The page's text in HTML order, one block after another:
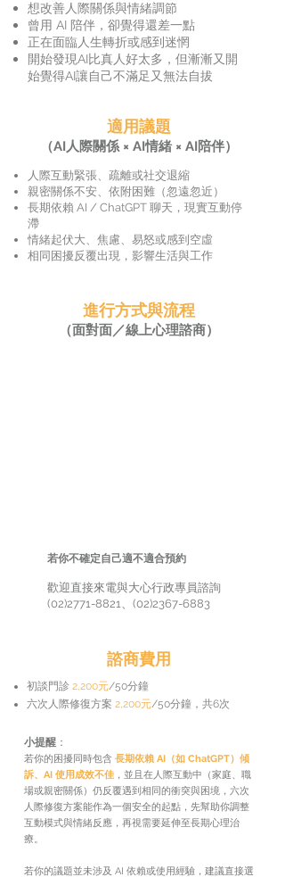
想改善人際關係與情緒調節
曾用 AI 陪伴，卻覺得還差一點
正在面臨人生轉折或感到迷惘
開始發現AI比真人好太多，但漸漸又開
始覺得AI讓自己不滿足又無法自拔
適用議題
（AI人際關係 × AI情緒 × AI陪伴）
人際互動緊張、疏離或社交退縮
親密關係不安、依附困難（忽遠忽近）
長期依賴 AI / ChatGPT 聊天，現實互動停
滯
情緒起伏大、焦慮、易怒或感到空虛
相同困擾反覆出現，影響生活與工作
進行方式與流程
（面對面／線上心理諮商）
若你不確定自己適不適合預約
歡迎直接來電與大心行政專員諮詢
(02)2771-8821、(02)2367-6883
諮商費用
初談門診 2,200元/50分鐘
六次人際修復方案 2,200元/50分鐘，共6次
小提醒 ：
若你的困擾同時包含 長期依賴 AI（如 ChatGPT）傾
訴、AI 使用成效不佳 ，並且在人際互動中（家庭、職
場或親密關係）仍反覆遇到相同的衝突與困境，六次
人際修復方案能作為一個安全的起點，先幫助你調整
互動模式與情緒反應，再視需要延伸至長期心理治
療。
若你的議題並未涉及 AI 依賴或使用經驗，建議直接選